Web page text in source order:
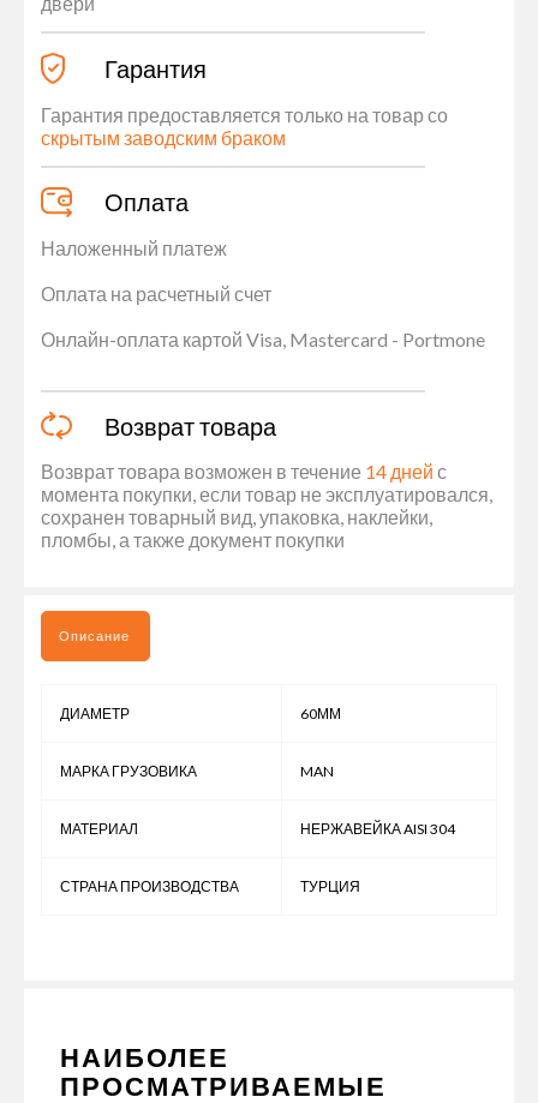
Гарантия
Гарантия предоставляется только на товар со
скрытым заводским браком
Оплата
Наложенный платеж
Оплата на расчетный счет
Онлайн-оплата картой Visa, Mastercard - Portmone
Возврат товара
Возврат товара возможен в течение 14 дней с
момента покупки, если товар не эксплуатировался,
сохранен товарный вид, упаковка, наклейки,
пломбы, а также документ покупки
Описание
ДИАМЕТР 60ММ
МАРКА ГРУЗОВИКА MAN
МАТЕРИАЛ НЕРЖАВЕЙКА AISI 304
СТРАНА ПРОИЗВОДСТВА ТУРЦИЯ
НАИБОЛЕЕ
ПРОСМАТРИВАЕМЫЕ